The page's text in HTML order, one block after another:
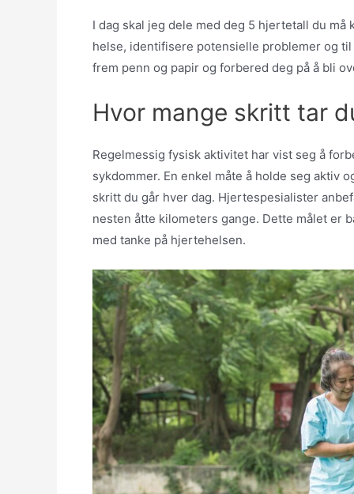
I dag skal jeg dele med deg 5 hjertetall du
helse, identifisere potensielle problemer og
frem penn og papir og forbered deg på å bli
Hvor mange skritt tar
Regelmessig fysisk aktivitet har vist seg å
sykdommer. En enkel måte å holde seg aktiv
skritt du går hver dag. Hjertespesialister
nesten åtte kilometers gange. Dette målet er
med tanke på hjertehelsen.